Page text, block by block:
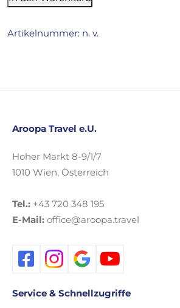
Artikelnummer: n. v.
Aroopa Travel e.U.
Hoher Markt 8-9/1/7
1010 Wien, Österreich
Tel.: +43 720 348 195
E-Mail: office@aroopa.travel
Service & Schnellzugriffe